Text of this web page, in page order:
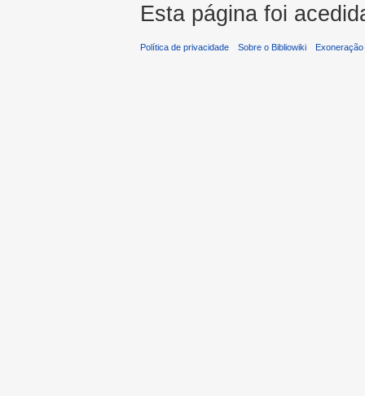
Esta página foi
Política de privacidade Sobre o Bibliowiki